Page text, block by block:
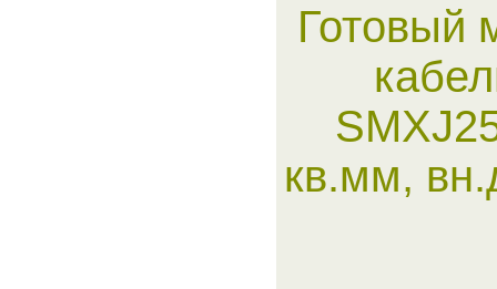
Готовый
кв.мм,